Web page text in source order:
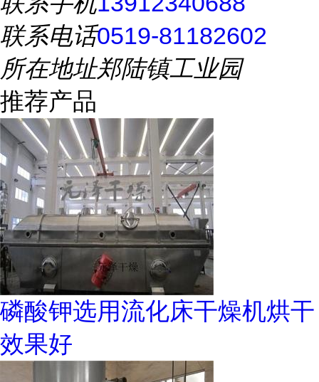
联系电话0519-81182602
所在地址郑陆镇工业园
推荐产品
磷酸钾选用流化床干燥机烘干
效果好